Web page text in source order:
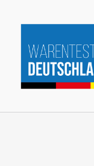
Inhalt
springen